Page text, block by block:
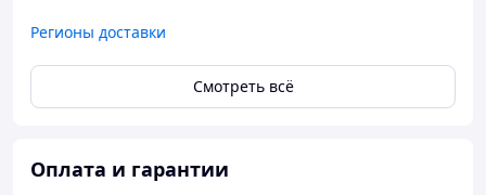
Регионы доставки
Смотреть всё
Оплата и гарантии